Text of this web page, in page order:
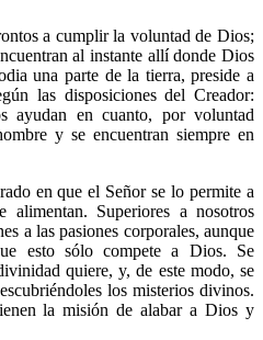
a cumplir la voluntad de Dios;
al instante allí donde Dios
una parte de la tierra, preside a
las disposiciones del Creador:
ayudan en cuanto, por voluntad
y se encuentran siempre en
en que el Señor se lo permite a
Superiores a nosotros
a las pasiones corporales, aunque
esto sólo compete a Dios. Se
quiere, y, de este modo, se
los misterios divinos.
la misión de alabar a Dios y